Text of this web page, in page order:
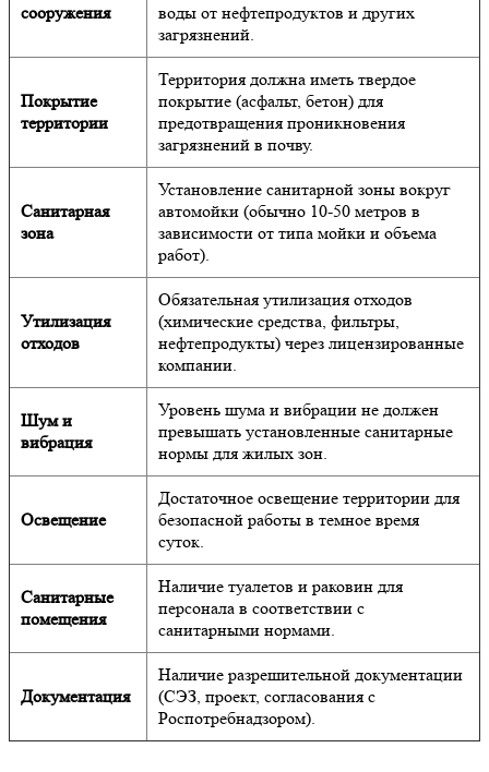
сооружения
воды от нефтепродуктов и других
загрязнений.
Покрытие
территории
Территория должна иметь твердое
покрытие (асфальт, бетон) для
предотвращения проникновения
загрязнений в почву.
Санитарная
зона
Установление санитарной зоны вокруг
автомойки (обычно 10-50 метров в
зависимости от типа мойки и объема
работ).
Утилизация
отходов
Обязательная утилизация отходов
(химические средства, фильтры,
нефтепродукты) через лицензированные
компании.
Шум и
вибрация
Уровень шума и вибрации не должен
превышать установленные санитарные
нормы для жилых зон.
Освещение
Достаточное освещение территории для
безопасной работы в темное время
суток.
Санитарные
помещения
Наличие туалетов и раковин для
персонала в соответствии с
санитарными нормами.
Документация
Наличие разрешительной документации
(СЭЗ, проект, согласования с
Роспотребнадзором).